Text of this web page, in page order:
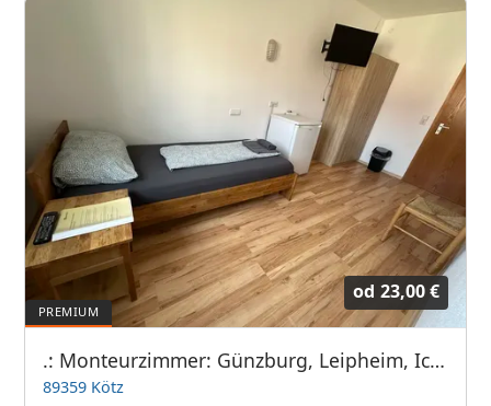
od 23,00 €
.: Monteurzimmer: Günzburg, Leipheim, Ichenhausen, Burgau :.
89359 Kötz